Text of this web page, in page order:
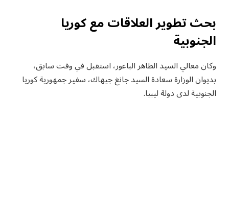
بحث تطوير العلاقات مع كوريا
الجنوبية
وكان معالي السيد الطاهر الباعور، استقبل في وقت سابق،
بديوان الوزارة سعادة السيد جانغ جيهاك، سفير جمهورية كوريا
الجنوبية لدى دولة ليبيا.